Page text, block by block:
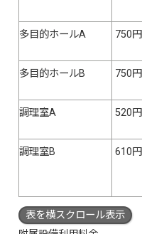
多目的ホールA 750円
多目的ホールB 750円
調理室A 520円
調理室B 610円
表を横スクロール表示